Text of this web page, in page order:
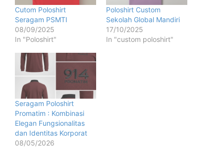
Cutom Poloshirt
Seragam PSMTI
08/09/2025
In "Poloshirt"
Poloshirt Custom
Sekolah Global Mandiri
17/10/2025
In "custom poloshirt"
Seragam Poloshirt
Promatim : Kombinasi
Elegan Fungsionalitas
dan Identitas Korporat
08/05/2026